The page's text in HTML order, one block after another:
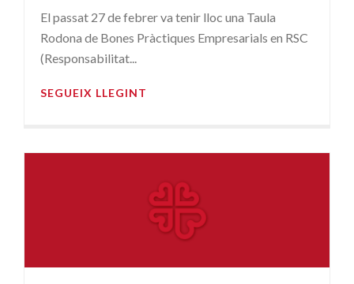
El passat 27 de febrer va tenir lloc una Taula
Rodona de Bones Pràctiques Empresarials en RSC
(Responsabilitat...
SEGUEIX LLEGINT